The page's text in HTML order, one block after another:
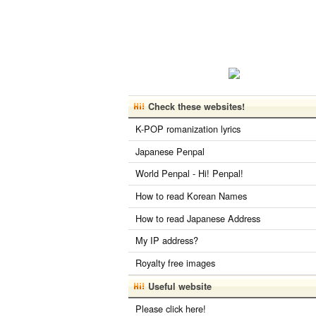
Check these websites!
K-POP romanization lyrics
Japanese Penpal
World Penpal - Hi! Penpal!
How to read Korean Names
How to read Japanese Address
My IP address?
Royalty free images
Useful website
Please click here!